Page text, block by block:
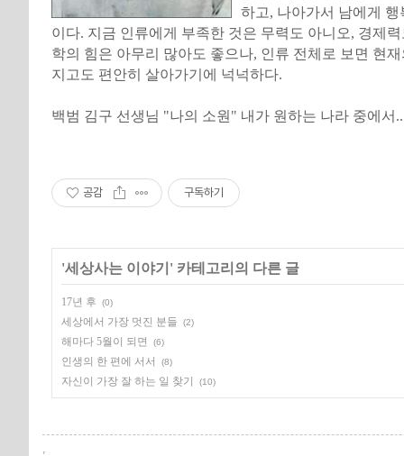
하고, 나아가서 남에게
이다. 지금 인류에게 부족한 것은 무력도 아니오, 경제
학의 힘은 아무리 많아도 좋으나, 인류 전체로 보면 현
지고도 편안히 살아가기에 넉넉하다.
백범 김구 선생님 "나의 소원" 내가 원하는 나라 중에서
공감 구독하기
'세상사는 이야기 ' 카테고리의 다른 글
17년 후 (0)
세상에서 가장 멋진 분들 (2)
해마다 5월이 되면 (6)
인생의 한 편에 서서 (8)
자신이 가장 잘 하는 일 찾기 (10)
,